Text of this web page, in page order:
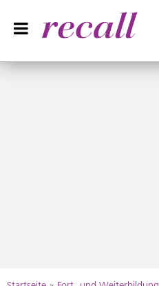
Recall Magazin
Das Praxisteam-Magazin